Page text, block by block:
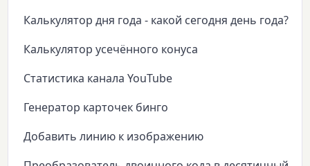
Калькулятор дня года - какой сегодня день года?
Калькулятор усечённого конуса
Статистика канала YouTube
Генератор карточек бинго
Добавить линию к изображению